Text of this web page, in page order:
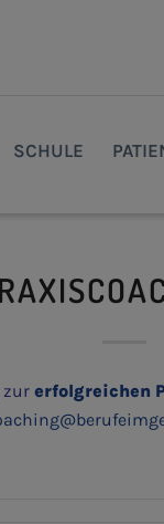
SCHULE
zur erfolgreichen